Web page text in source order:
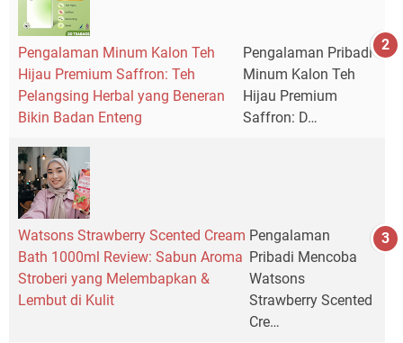
Pengalaman Minum Kalon Teh
Hijau Premium Saffron: Teh
Pelangsing Herbal yang Beneran
Bikin Badan Enteng
Pengalaman Pribadi
Minum Kalon Teh
Hijau Premium
Saffron: D…
Watsons Strawberry Scented Cream
Bath 1000ml Review: Sabun Aroma
Stroberi yang Melembapkan &
Lembut di Kulit
Pengalaman
Pribadi Mencoba
Watsons
Strawberry Scented
Cre…